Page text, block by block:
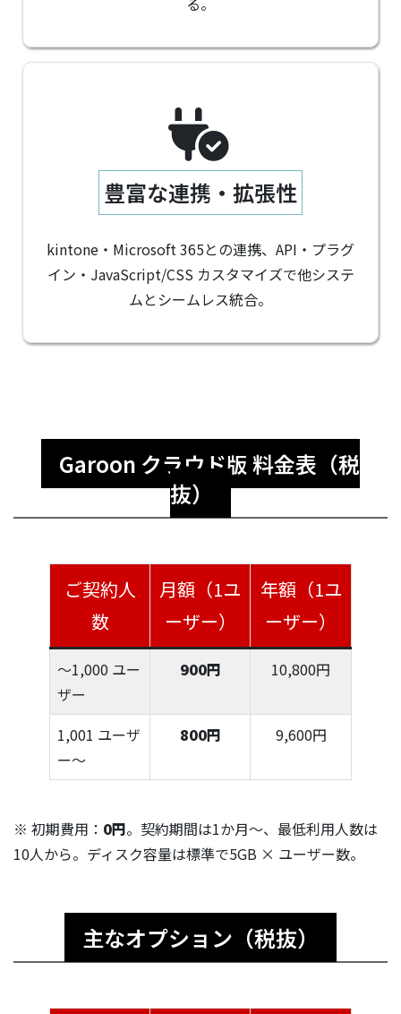
豊富な連携・拡張性
kintone・Microsoft 365との連携、API・プラグ
イン・JavaScript/CSS カスタマイズで他システ
ムとシームレス統合。
Garoon クラウド版 料金表（税
抜）
ご契約人
数
月額（1ユ
ーザー）
年額（1ユ
ーザー）
〜1,000 ユー
ザー
900円 10,800円
1,001 ユーザ
ー〜
800円 9,600円
※ 初期費用： 0円。契約期間は1か月〜、最低利用人数は
10人から。ディスク容量は標準で5GB × ユーザー数。
主なオプション（税抜）